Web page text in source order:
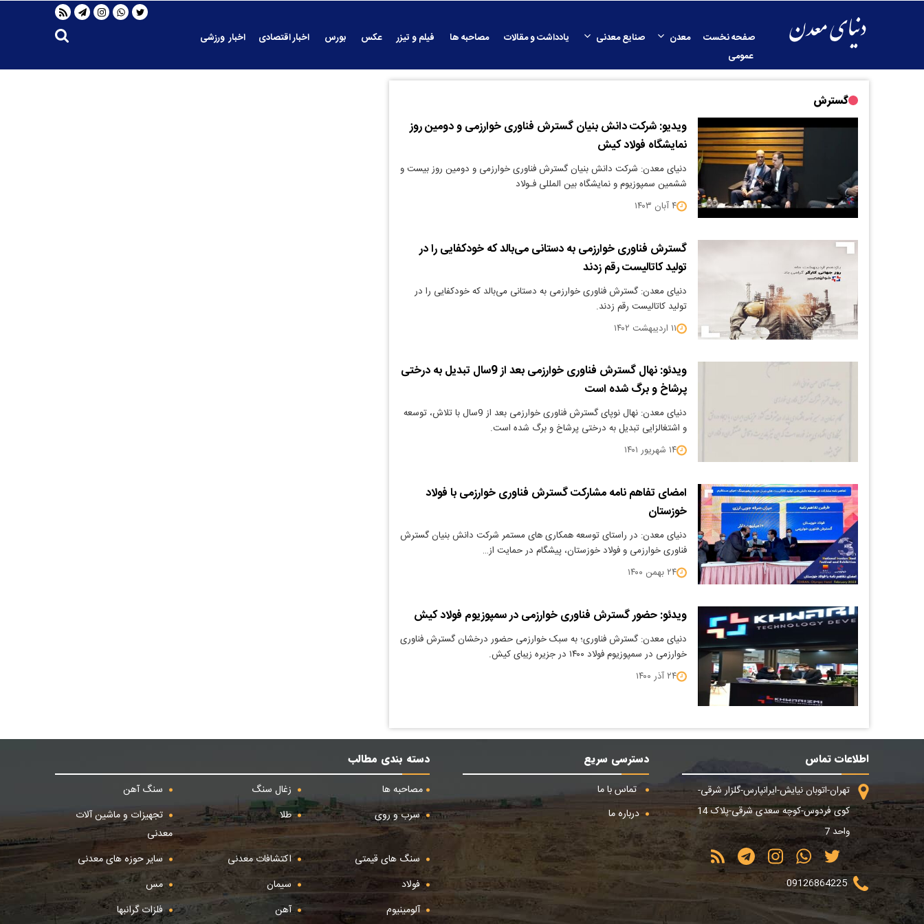
صفحه نخست معدن صنایع معدنی یادداشت و مقالات مصاحبه ها فیلم و تیزر عکس بورس اخبار اقتصادی
اخبار ورزشی
عمومی
گسترش
ویدیو: شرکت دانش بنیان گسترش فناوری خوارزمی و دومین روز
نمایشگاه فولاد کیش
دنیای معدن: شرکت دانش بنیان گسترش فناوری خوارزمی و دومین روز بیست و
ششمین سمپوزیوم و نمایشگاه بین المللی فـولاد
۴ آبان ۱۴۰۳
گسترش فناوری خوارزمی به دستانی می‌بالد که خودکفایی را در
تولید کاتالیست‌ رقم زدند
دنیای معدن: گسترش فناوری خوارزمی به دستانی می‌بالد که خودکفایی را در
تولید کاتالیست‌ رقم زدند.
۱۱ اردیبهشت ۱۴۰۲
ویدئو: نهال گسترش فناوری خوارزمی بعد از 9سال تبدیل به درختی
پرشاخ و برگ شده است
دنیای معدن: نهال نوپای گسترش فناوری خوارزمی بعد از 9سال با تلاش، توسعه
و اشتغالزایی تبدیل به درختی پرشاخ و برگ شده است.
۱۴ شهریور ۱۴۰۱
امضای تفاهم نامه مشارکت گسترش فناوری خوارزمی با فولاد
خوزستان
دنیای معدن: در راستای توسعه همکاری های مستمر شرکت دانش بنیان گسترش
فناوری خوارزمی و فولاد خوزستان، پیشگام در حمایت از…
۲۴ بهمن ۱۴۰۰
ویدئو: حضور گسترش فناوری خوارزمی در سمپوزیوم فولاد کیش
دنیای معدن: گسترش فناوری؛ به سبک خوارزمی حضور درخشان گسترش فناوری
خوارزمی در سمپوزیوم فولاد ۱۴۰۰ در جزیره زیبای کیش.
۲۴ آذر ۱۴۰۰
اطلاعات تماس
تهران-اتوبان نیایش-ایرانپارس-گلزار شرقی-
کوی فردوس-کوچه سعدی شرقی-پلاک 14
واحد 7
09126864225
دسترسی سریع
تماس با ما
درباره ما
دسته بندی مطالب
مصاحبه ها
زغال سنگ
سنگ آهن
سرب و روی
طلا
تجهیزات و ماشین آلات
معدنی
سنگ های قیمتی
اکتشافات معدنی
سایر حوزه های معدنی
فولاد
سیمان
مس
آلومینیوم
آهن فلزات گرانبها